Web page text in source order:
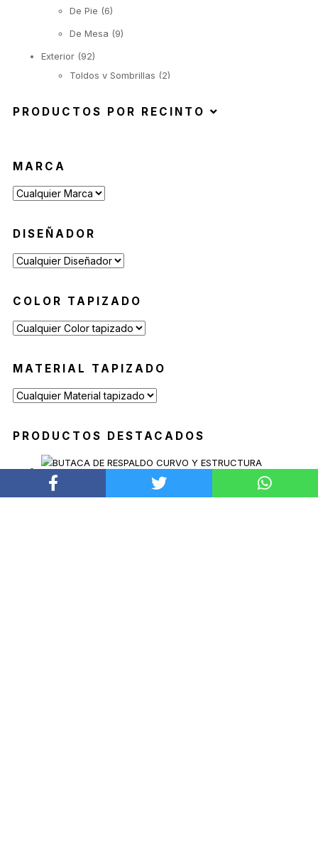
De Pie (6)
De Mesa (9)
Exterior (92)
Toldos y Sombrillas (2)
Sillas de Exterior con Apoyabrazos
Reposeras(6)
Mesas Auxiliares
Mobiliario para Hoteleria
PRODUCTOS POR RECINTO
MARCA
DISEÑADOR
COLOR TAPIZADO
MATERIAL TAPIZADO
PRODUCTOS DESTACADOS